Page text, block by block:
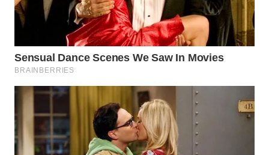
WAHANA
WAHANA
WISATA
LAPAK
WAHANA